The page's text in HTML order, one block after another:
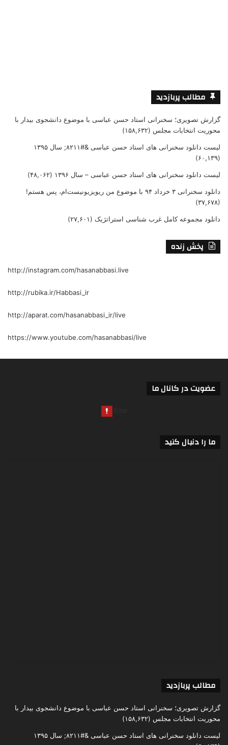
مطالب پربازدید
گزارش تصویری؛ سخنرانی استاد حسن عباسی با موضوع دانشجوی بیدار با
محوریت انتخابات مجلس (۱۵۸,۶۳۲)
لیست دانلود سخنرانی های استاد حسن عباسی &#۸۲۱۱; سال ۱۳۹۵
(۶۰,۱۳۹)
لیست دانلود سخنرانی های استاد حسن عباسی – سال ۱۳۹۶ (۴۸,۰۶۲)
دانلود سخنرانی ۳ خرداد ۹۴ با موضوع من ریویزیونیست‌ام، پس هستم!
(۳۷,۶۷۸)
دانلود مجموعه کامل غرب شناسی استراتژیک (۲۷,۶۰۱)
پخش زنده
http://instagram.com/hasanabbasi.live
http://rubika.ir/Habbasi_ir
http://aparat.com/hasanabbasi_ir/live
https://www.youtube.com/hasanabbasi/live
عضویت در کانال ما
ما را دنبال کنید
مطالب پربازدید
گزارش تصویری؛ سخنرانی استاد حسن عباسی با موضوع دانشجوی بیدار با
محوریت انتخابات مجلس (۱۵۸,۶۳۲)
لیست دانلود سخنرانی های استاد حسن عباسی &#۸۲۱۱; سال ۱۳۹۵